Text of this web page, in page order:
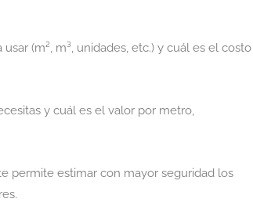
usar (m², m³, unidades, etc.) y cuál es el costo
y cuál es el valor por metro,
permite estimar con mayor seguridad los